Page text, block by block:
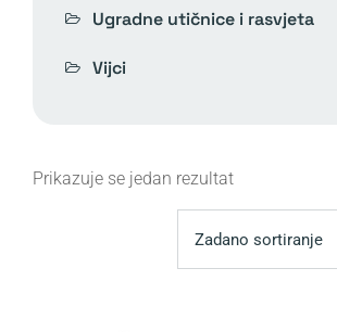
Ugradne utičnice i rasvjeta
Vijci
Prikazuje se jedan rezultat
Zadano sortiranje